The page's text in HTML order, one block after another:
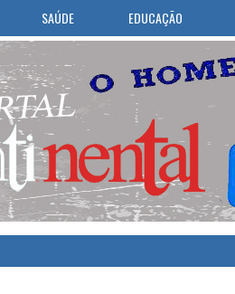
SAÚDE EDUCAÇÃO